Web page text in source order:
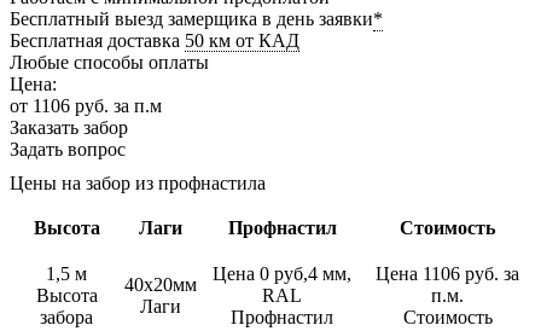
Бесплатный выезд замерщика в день заявки*
Бесплатная доставка 50 км от КАД
Любые способы оплаты
Цена:
от 1106 руб. за п.м
Заказать забор
Задать вопрос
Цены на забор из профнастила
Высота Лаги Профнастил Стоимость
1,5 м
Высота
забора
40х20мм
Лаги
Цена 0 руб,4 мм,
RAL
Профнастил
Цена 1106 руб. за
п.м.
Стоимость